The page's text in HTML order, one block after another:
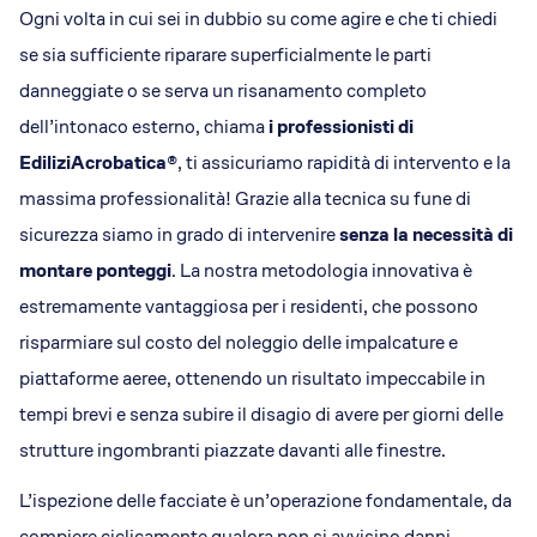
Ogni volta in cui sei in dubbio su come agire e che ti chiedi
se sia sufficiente riparare superficialmente le parti
danneggiate o se serva un risanamento completo
dell’intonaco esterno, chiamai professionisti di
EdiliziAcrobatica®, ti assicuriamo rapidità di intervento e la
massima professionalità! Grazie alla tecnica su fune di
sicurezza siamo in grado di interveniresenza la necessità di
montare ponteggi. La nostra metodologia innovativa è
estremamente vantaggiosa per i residenti, che possono
risparmiare sul costo del noleggio delle impalcature e
piattaforme aeree, ottenendo un risultato impeccabile in
tempi brevi e senza subire il disagio di avere per giorni delle
strutture ingombranti piazzate davanti alle finestre.
L’ispezione delle facciate è un’operazione fondamentale, da